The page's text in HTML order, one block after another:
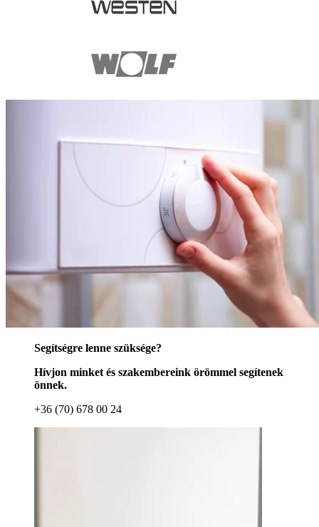
Segítségre lenne szüksége?
Hívjon minket és szakembereink örömmel segítenek
önnek.
+36 (70) 678 00 24